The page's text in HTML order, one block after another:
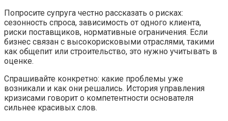
Попросите супруга честно рассказать о рисках:
сезонность спроса, зависимость от одного клиента,
риски поставщиков, нормативные ограничения. Если
бизнес связан с высокорисковыми отраслями, такими
как общепит или строительство, это нужно учитывать в
оценке.
Спрашивайте конкретно: какие проблемы уже
возникали и как они решались. История управления
кризисами говорит о компетентности основателя
сильнее красивых слов.